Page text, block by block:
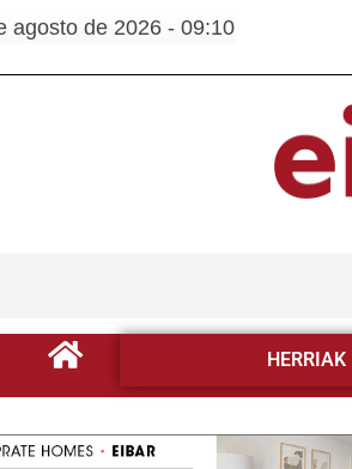
agosto de 2026 - 09:10
HERRIAK